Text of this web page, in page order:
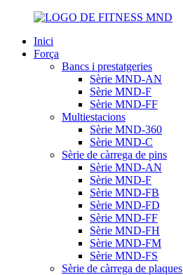
Inici
Força
Bancs i prestatgeries
Sèrie MND-AN
Sèrie MND-F
Sèrie MND-FF
Multiestacions
Sèrie MND-360
Sèrie MND-C
Sèrie de càrrega de pins
Sèrie MND-AN
Sèrie MND-F
Sèrie MND-FB
Sèrie MND-FD
Sèrie MND-FF
Sèrie MND-FH
Sèrie MND-FM
Sèrie MND-FS
Sèrie de càrrega de plaques